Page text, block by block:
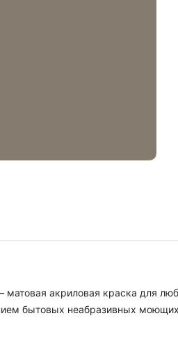
матовая акриловая краска для
бытовых неабразивных